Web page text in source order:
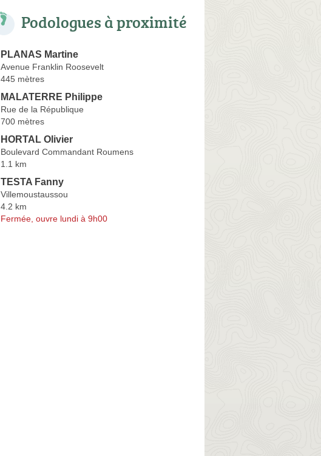
Podologues à proximité
PLANAS Martine
Avenue Franklin Roosevelt
445 mètres
MALATERRE Philippe
Rue de la République
700 mètres
HORTAL Olivier
Boulevard Commandant Roumens
1.1 km
TESTA Fanny
Villemoustaussou
4.2 km
Fermée, ouvre lundi à 9h00